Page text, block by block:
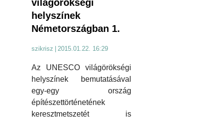
világörökségi
helyszínek
Németországban 1.
szikrisz 2015.01.22. 16:29
Az UNESCO világörökségi
helyszínek bemutatásával
egy-egy ország
építészettörténetének
keresztmetszetét is